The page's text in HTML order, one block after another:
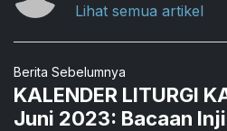
Lihat semua artikel
Berita Sebelumnya
KALENDER LITURGI
Juni 2023: Bacaan